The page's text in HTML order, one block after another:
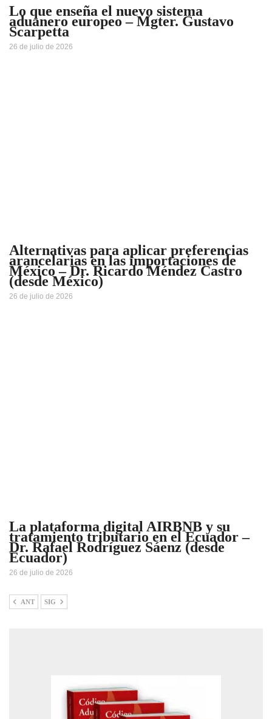
Lo que enseña el nuevo sistema
aduanero europeo – Mgter. Gustavo
Scarpetta
26 de julio de 2026
Alternativas para aplicar preferencias
arancelarias en las importaciones de
México – Dr. Ricardo Méndez Castro
(desde México)
26 de julio de 2026
La plataforma digital AIRBNB y su
tratamiento tributario en el Ecuador –
Dr. Rafael Rodríguez Sáenz (desde
Ecuador)
26 de julio de 2026
ANT SIG